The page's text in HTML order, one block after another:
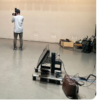
ビジネスパーク
沿革（学院の歴史）
アクセス
動画で見るテクノスカレッ